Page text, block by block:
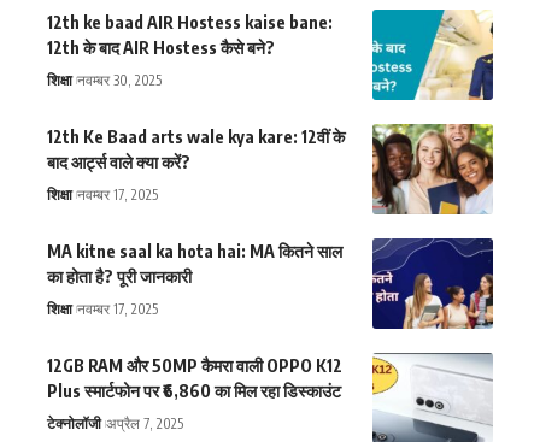
12th ke baad AIR Hostess kaise bane:
12th के बाद AIR Hostess कैसे बने?
शिक्षा नवम्बर 30, 2025
12th Ke Baad arts wale kya kare: 12वीं के
बाद आर्ट्स वाले क्या करें?
शिक्षा नवम्बर 17, 2025
MA kitne saal ka hota hai: MA कितने साल
का होता है? पूरी जानकारी
शिक्षा नवम्बर 17, 2025
12GB RAM और 50MP कैमरा वाली OPPO K12
Plus स्मार्टफोन पर ₹6,860 का मिल रहा डिस्काउंट
टेक्नोलॉजी अप्रैल 7, 2025